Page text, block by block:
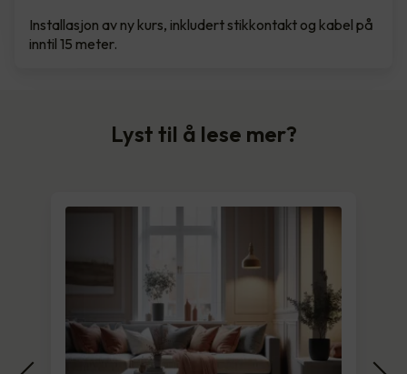
Installasjon av ny kurs, inkludert stikkontakt og kabel på
inntil 15 meter.
Lyst til å lese mer?